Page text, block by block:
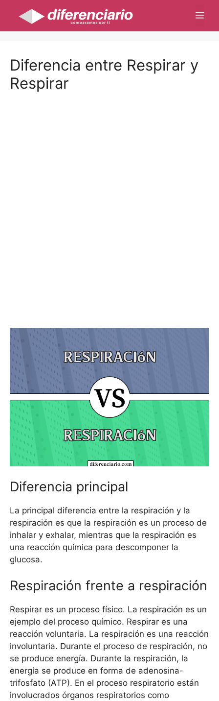
contenido
Diferencia entre Respirar y
Respirar
Diferencia principal
La principal diferencia entre la respiración y la
respiración es que la respiración es un proceso de
inhalar y exhalar, mientras que la respiración es
una reacción química para descomponer la
glucosa.
Respiración frente a respiración
Respirar es un proceso físico. La respiración es un
ejemplo del proceso químico. Respirar es una
reacción voluntaria. La respiración es una reacción
involuntaria. Durante el proceso de respiración, no
se produce energía. Durante la respiración, la
energía se produce en forma de adenosina-
trifosfato (ATP). En el proceso respiratorio están
involucrados órganos respiratorios como